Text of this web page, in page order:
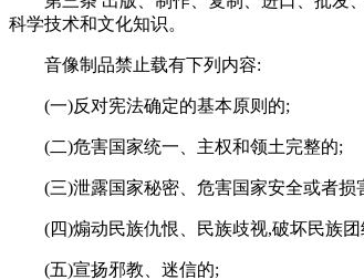
科学技术和文化知识。
音像制品禁止载有下列内容:
(一)反对宪法确定的基本原则的;
(二)危害国家统一、主权和领土完整的;
(三)泄露国家秘密、危害国家安全或者损
(四)煽动民族仇恨、民族歧视,破坏民族
(五)宣扬邪教、迷信的;